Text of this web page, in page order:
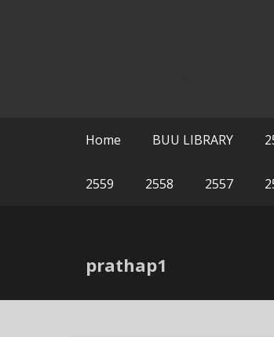
Home BUU LIBRARY
2559 2558 2557
prathap1